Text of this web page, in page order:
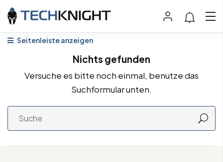
Seitenleiste anzeigen
Nichts gefunden
Versuche es bitte noch einmal, benutze das
Suchformular unten.